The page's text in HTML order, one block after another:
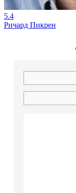
5.4
Ричард Пикрен